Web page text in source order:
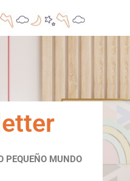
PEQUEÑO MUNDO